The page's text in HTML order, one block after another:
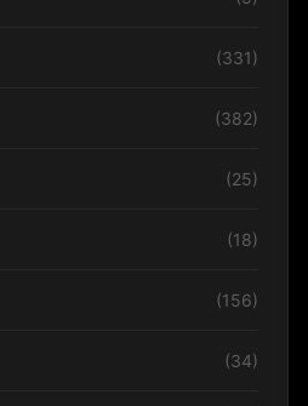
(331)
(382)
(25)
(18)
(156)
(34)